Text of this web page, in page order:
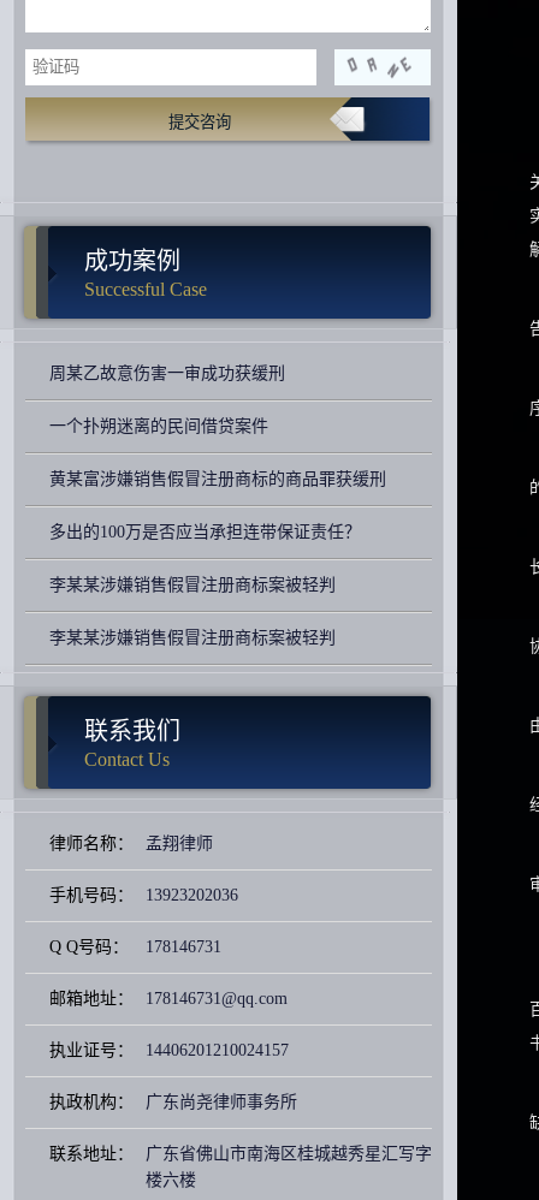
提交咨询
成功案例
Successful Case
周某乙故意伤害一审成功获缓刑
一个扑朔迷离的民间借贷案件
黄某富涉嫌销售假冒注册商标的商品罪获缓刑
多出的100万是否应当承担连带保证责任？
李某某涉嫌销售假冒注册商标案被轻判
李某某涉嫌销售假冒注册商标案被轻判
联系我们
Contact Us
律师名称： 孟翔律师
手机号码： 13923202036
Q Q号码： 178146731
邮箱地址： 178146731@qq.com
执业证号： 14406201210024157
执政机构： 广东尚尧律师事务所
联系地址：
广东省佛山市南海区桂城越秀星汇写字
楼六楼